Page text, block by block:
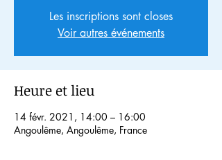
Les inscriptions sont closes
Voir autres événements
Heure et lieu
14 févr. 2021, 14:00 – 16:00
Angoulême, Angoulême, France